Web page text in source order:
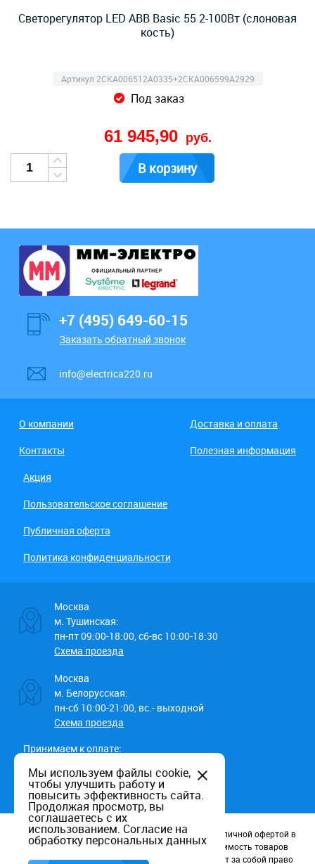
Светорегулятор LED ABB Basic 55 2-100Вт (слоновая
кость)
Артикул 2CKA006512A0335+2CKA006599A2929
Под заказ
61 945,90 руб.
В корзину
+7 (495) 649-60-15
Заказать обратный звонок
info@electrica220.ru
О компании
Доставка и оплата
Контакты
Полезная информация
Акция
Пользовательское соглашение
Публичная оферта
Политика конфиденциальности
Москва
м. Тушинская:
пн-пт 09:00-18:00, сб-вс 10:00-18:30
Схема проезда
Москва
м. Белорусская:
пн-сб 10:00-21:00, вс.- выходной
Схема проезда
Принимаем к оплате:
Данный информационный ресурс не является публичной офертой в
соотв. со статьей 437 (п.2) ГК РФ. Наличие и стоимость товаров
уточняйте по телефону. Производители оставляют за собой право
Мы используем файлы cookie,
чтобы улучшить работу и
повысить эффективность сайта.
Продолжая просмотр, вы
соглашаетесь с их
использованием. Согласие на
обработку персональных данных